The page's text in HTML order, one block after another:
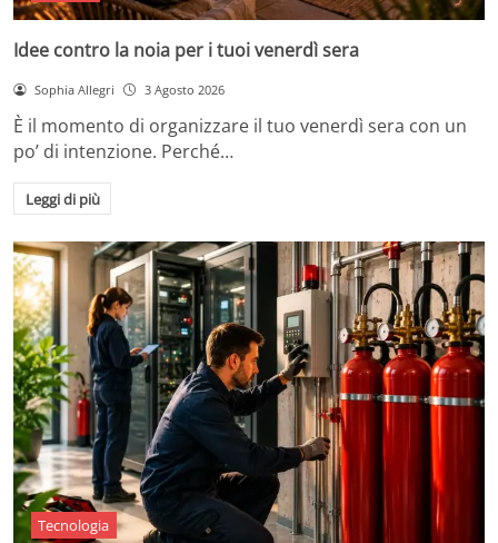
Idee contro la noia per i tuoi venerdì sera
Sophia Allegri 3 Agosto 2026
È il momento di organizzare il tuo venerdì sera con un
po’ di intenzione. Perché…
Leggi di più
Tecnologia